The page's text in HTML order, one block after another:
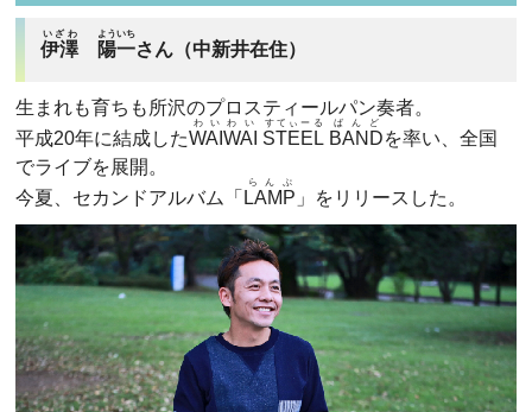
伊澤
いざわ
陽一
よういち
さん（中新井在住）
生まれも育ちも所沢のプロスティールパン奏者。
平成20年に結成したWAIWAI
わいわい
STEEL
すてぃーる
BAND
ばんど
を率い、全国
でライブを展開。
今夏、セカンドアルバム「 LAMP
らんぷ
」をリリースした。